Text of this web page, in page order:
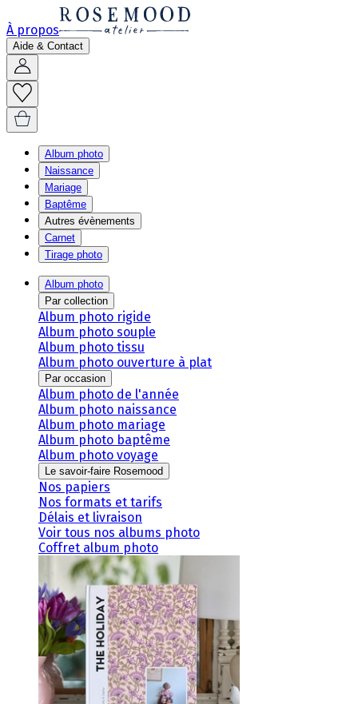
À propos
Aide & Contact
Album photo
Naissance
Mariage
Baptême
Autres évènements
Carnet
Tirage photo
Album photo
Par collection
Album photo rigide
Album photo souple
Album photo tissu
Album photo ouverture à plat
Par occasion
Album photo de l'année
Album photo naissance
Album photo mariage
Album photo baptême
Album photo voyage
Le savoir-faire Rosemood
Nos papiers
Nos formats et tarifs
Délais et livraison
Voir tous nos albums photo
Coffret album photo